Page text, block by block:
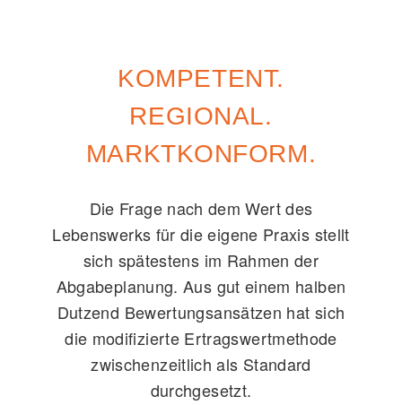
KOMPETENT.
REGIONAL.
MARKTKONFORM.
Die Frage nach dem Wert des
Lebenswerks für die eigene Praxis stellt
sich spätestens im Rahmen der
Abgabeplanung. Aus gut einem halben
Dutzend Bewertungsansätzen hat sich
die modifizierte Ertragswertmethode
zwischenzeitlich als Standard
durchgesetzt.